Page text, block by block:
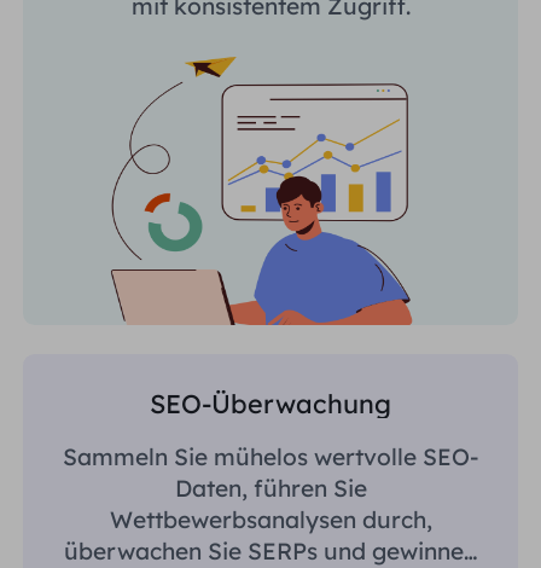
mit konsistentem Zugriff.
SEO-Überwachung
Sammeln Sie mühelos wertvolle SEO-
Daten, führen Sie
Wettbewerbsanalysen durch,
überwachen Sie SERPs und gewinnen